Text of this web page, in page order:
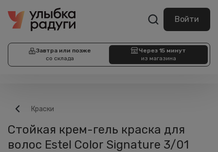
Войти
Завтра или позже
со склада
Через 15 минут
из магазина
Краски
Стойкая крем-гель краска для
волос Estel Color Signature 3/01